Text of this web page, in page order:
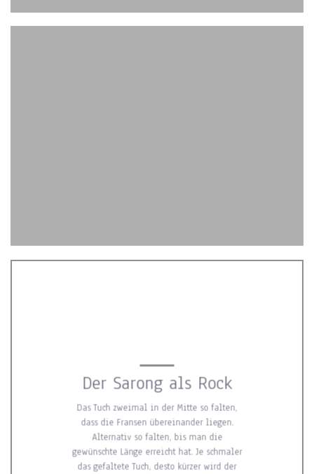
Kostenloser Versand!
Kostenloser Versand!
Der Sarong als Rock
Das Tuch zweimal in der Mitte so falten,
dass die Fransen übereinander liegen.
Alternativ so falten, bis man die
gewünschte Länge erreicht hat. Je schmaler
das gefaltete Tuch, desto kürzer wird der